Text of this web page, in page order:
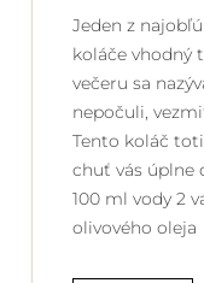
Jeden z
koláče vhodný
večeru sa
nepočuli,
Tento koláč
chuť vás úplne
100 ml vody 2
olivového oleja